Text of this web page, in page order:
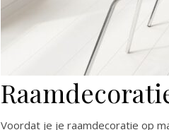
Voordat je je raamdecoratie op